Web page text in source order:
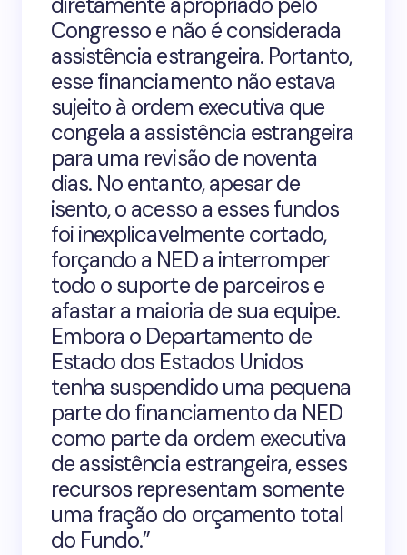
Congresso e não é considerada
assistência estrangeira. Portanto,
esse financiamento não estava
sujeito à ordem executiva que
congela a assistência estrangeira
para uma revisão de noventa
dias. No entanto, apesar de
isento, o acesso a esses fundos
foi inexplicavelmente cortado,
forçando a NED a interromper
todo o suporte de parceiros e
afastar a maioria de sua equipe.
Embora o Departamento de
Estado dos Estados Unidos
tenha suspendido uma pequena
parte do financiamento da NED
como parte da ordem executiva
de assistência estrangeira, esses
recursos representam somente
uma fração do orçamento total
do Fundo.”